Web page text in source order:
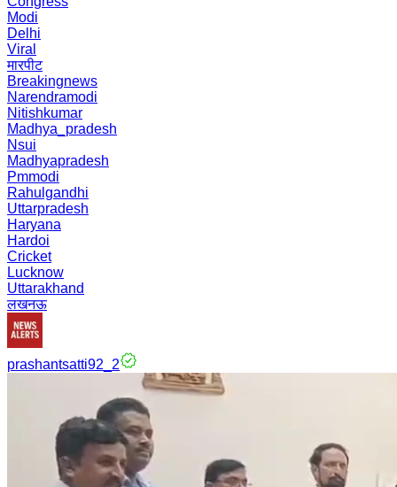
Modi
Delhi
Viral
मारपीट
Breakingnews
Narendramodi
Nitishkumar
Madhya_pradesh
Nsui
Madhyapradesh
Pmmodi
Rahulgandhi
Uttarpradesh
Haryana
Hardoi
Cricket
Lucknow
Uttarakhand
लखनऊ
prashantsatti92_2